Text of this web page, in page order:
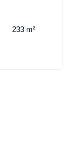
233 m²